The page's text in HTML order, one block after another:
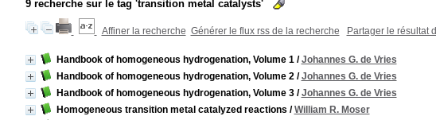
9recherche sur le tag 'transition metal catalysts'
Affiner la recherche Générer le flux rss de la recherche Partager le résultat
Handbook of homogeneous hydrogenation, Volume 1/Johannes G. de Vries
Handbook of homogeneous hydrogenation, Volume 2/Johannes G. de Vries
Handbook of homogeneous hydrogenation, Volume 3/Johannes G. de Vries
Homogeneous transition metal catalyzed reactions /William R. Moser